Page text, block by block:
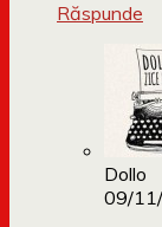
Răspunde
Dollo
09/